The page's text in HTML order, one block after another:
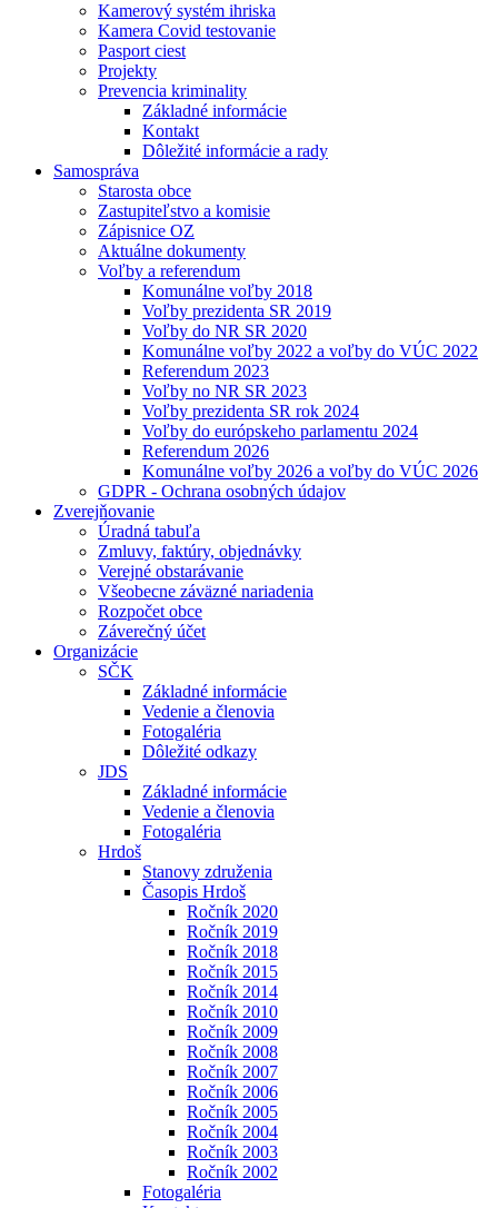
Kamerový systém ihriska
Kamera Covid testovanie
Pasport ciest
Projekty
Prevencia kriminality
Základné informácie
Kontakt
Dôležité informácie a rady
Samospráva
Starosta obce
Zastupiteľstvo a komisie
Zápisnice OZ
Aktuálne dokumenty
Voľby a referendum
Komunálne voľby 2018
Voľby prezidenta SR 2019
Voľby do NR SR 2020
Komunálne voľby 2022 a voľby do VÚC 2022
Referendum 2023
Voľby no NR SR 2023
Voľby prezidenta SR rok 2024
Voľby do európskeho parlamentu 2024
Referendum 2026
Komunálne voľby 2026 a voľby do VÚC 2026
GDPR - Ochrana osobných údajov
Zverejňovanie
Úradná tabuľa
Zmluvy, faktúry, objednávky
Verejné obstarávanie
Všeobecne záväzné nariadenia
Rozpočet obce
Záverečný účet
Organizácie
SČK
Základné informácie
Vedenie a členovia
Fotogaléria
Dôležité odkazy
JDS
Základné informácie
Vedenie a členovia
Fotogaléria
Hrdoš
Stanovy združenia
Časopis Hrdoš
Ročník 2020
Ročník 2019
Ročník 2018
Ročník 2015
Ročník 2014
Ročník 2010
Ročník 2009
Ročník 2008
Ročník 2007
Ročník 2006
Ročník 2005
Ročník 2004
Ročník 2003
Ročník 2002
Fotogaléria